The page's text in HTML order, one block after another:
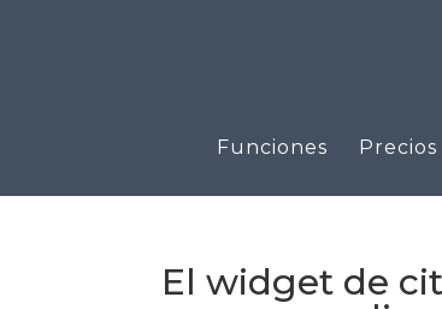
Funciones Precios
El widget de